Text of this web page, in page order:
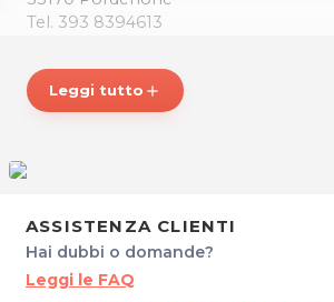
Tel. 393 8394613
Per ulteriori informazioni sull'offerta o
acquisto scrivi a
posta@espevia.it
Leggi tutto add
ASSISTENZA CLIENTI
Hai dubbi o domande?
Leggi le FAQ